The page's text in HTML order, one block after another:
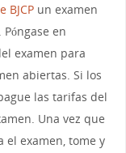
BJCP un examen
en
examen para
abiertas. Si los
las tarifas del
Una vez que
el examen, tome y